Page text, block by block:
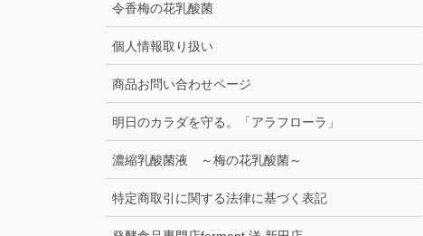
令香梅の花乳酸菌
個人情報取り扱い
商品お問い合わせページ
明日のカラダを守る。「アラフローラ」
濃縮乳酸菌液 ～梅の花乳酸菌～
特定商取引に関する法律に基づく表記